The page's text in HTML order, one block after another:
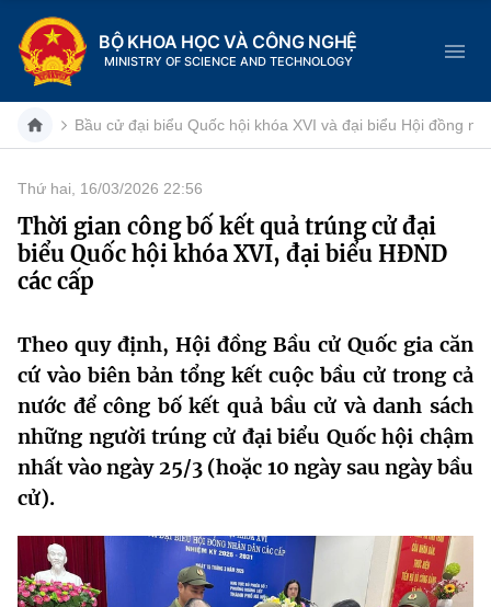
BỘ KHOA HỌC VÀ CÔNG NGHỆ
MINISTRY OF SCIENCE AND TECHNOLOGY
Danh mục
Trang chủ
Chức năng nhiệm vụ
Cơ cấu tổ chức
Lịch sử phát triển
Tin tức sự kiện
Khoa học và Công nghệ
Đổi mới sáng tạo
Bưu chính, Viễn thông
Dịch vụ công
Hệ thống văn bản
Văn bản chỉ đạo điều hành
MST IOFFICE
THỐNG KÊ
Bầu cử đại biểu Quốc hội khóa XVI và đại biểu Hội đồng
Thứ hai, 16/03/2026 22:56
Thời gian công bố kết quả trúng cử đại
biểu Quốc hội khóa XVI, đại biểu HĐND
các cấp
Theo quy định, Hội đồng Bầu cử Quốc gia căn
cứ vào biên bản tổng kết cuộc bầu cử trong cả
nước để công bố kết quả bầu cử và danh sách
những người trúng cử đại biểu Quốc hội chậm
nhất vào ngày 25/3 (hoặc 10 ngày sau ngày bầu
cử).